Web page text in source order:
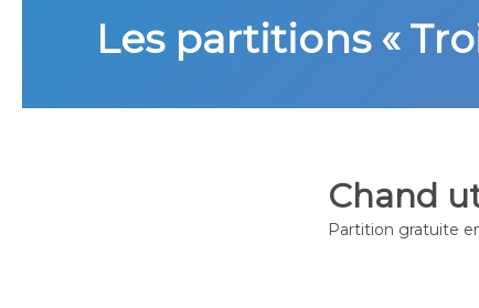
Les partitions «
Chand
Partition gratuite